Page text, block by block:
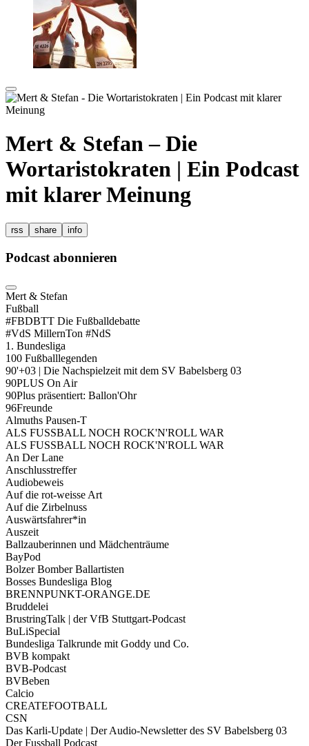
Mert & Stefan – Die
Wortaristokraten | Ein Podcast
mit klarer Meinung
rss share info
Podcast abonnieren
Mert & Stefan
Fußball
#FBDBTT Die Fußballdebatte
#VdS MillernTon #NdS
1. Bundesliga
100 Fußballlegenden
90'+03 | Die Nachspielzeit mit dem SV Babelsberg 03
90PLUS On Air
90Plus präsentiert: Ballon'Ohr
96Freunde
Almuths Pausen-T
ALS FUSSBALL NOCH ROCK'N'ROLL WAR
ALS FUSSBALL NOCH ROCK'N'ROLL WAR
An Der Lane
Anschlusstreffer
Audiobeweis
Auf die rot-weisse Art
Auf die Zirbelnuss
Auswärtsfahrer*in
Auszeit
Ballzauberinnen und Mädchenträume
BayPod
Bolzer Bomber Ballartisten
Bosses Bundesliga Blog
BRENNPUNKT-ORANGE.DE
Bruddelei
BrustringTalk | der VfB Stuttgart-Podcast
BuLiSpecial
Bundesliga Talkrunde mit Goddy und Co.
BVB kompakt
BVB-Podcast
BVBeben
Calcio
CREATEFOOTBALL
CSN
Das Karli-Update | Der Audio-Newsletter des SV Babelsberg 03
Der Fussball Podcast